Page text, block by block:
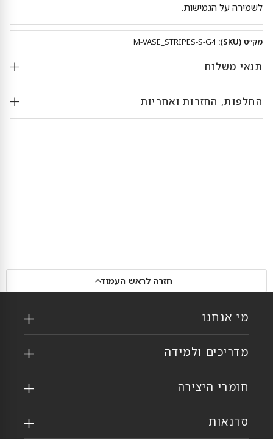
לשמירה על הגמישות.
מק״ט (SKU): M-VASE_STRIPES-S-G4
תנאי משלוח
החלפות, החזרות ואחריות
חזרה לראש העמוד
מי אנחנו
מדריכים ולמידה
חומרי היצירה
סדנאות